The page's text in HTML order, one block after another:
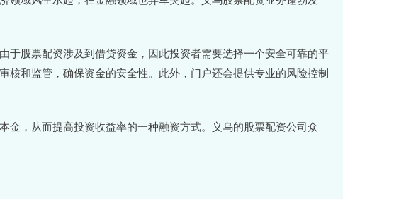
于股票配资涉及到借贷资金，因此投资者需要选择一个安全可靠的平
核和监管，确保资金的安全性。此外，门户还会提供专业的风险控制
金，从而提高投资收益率的一种融资方式。义乌的股票配资公司众